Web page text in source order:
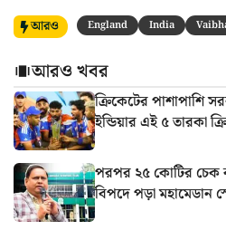
আরও England India
আরও খবর
ক্রিকেটের পাশাপাশি
ইন্ডিয়ার এই ৫ তারকা
পরপর ২৫ কোটির চেক
বিপদে পড়া মহামেডান